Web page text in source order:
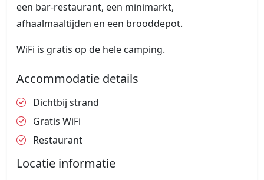
een bar-restaurant, een minimarkt,
afhaalmaaltijden en een brooddepot.
WiFi is gratis op de hele camping.
Accommodatie details
Dichtbij strand
Gratis WiFi
Restaurant
Locatie informatie